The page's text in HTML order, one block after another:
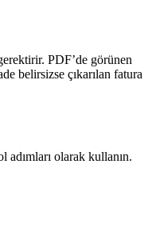
PDF’de görünen
belirsizse çıkarılan fatura
olarak kullanın.